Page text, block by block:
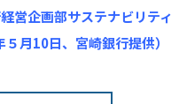
営企画部サステナビリティ
月10日、宮崎銀行提供）